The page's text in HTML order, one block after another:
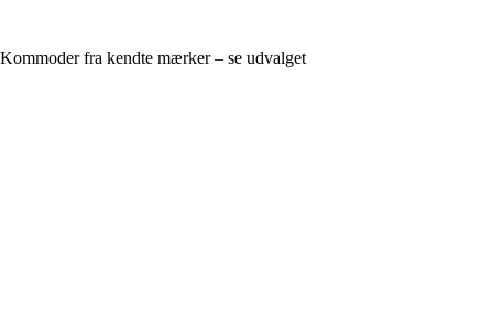
Kommoder fra kendte mærker – se udvalget